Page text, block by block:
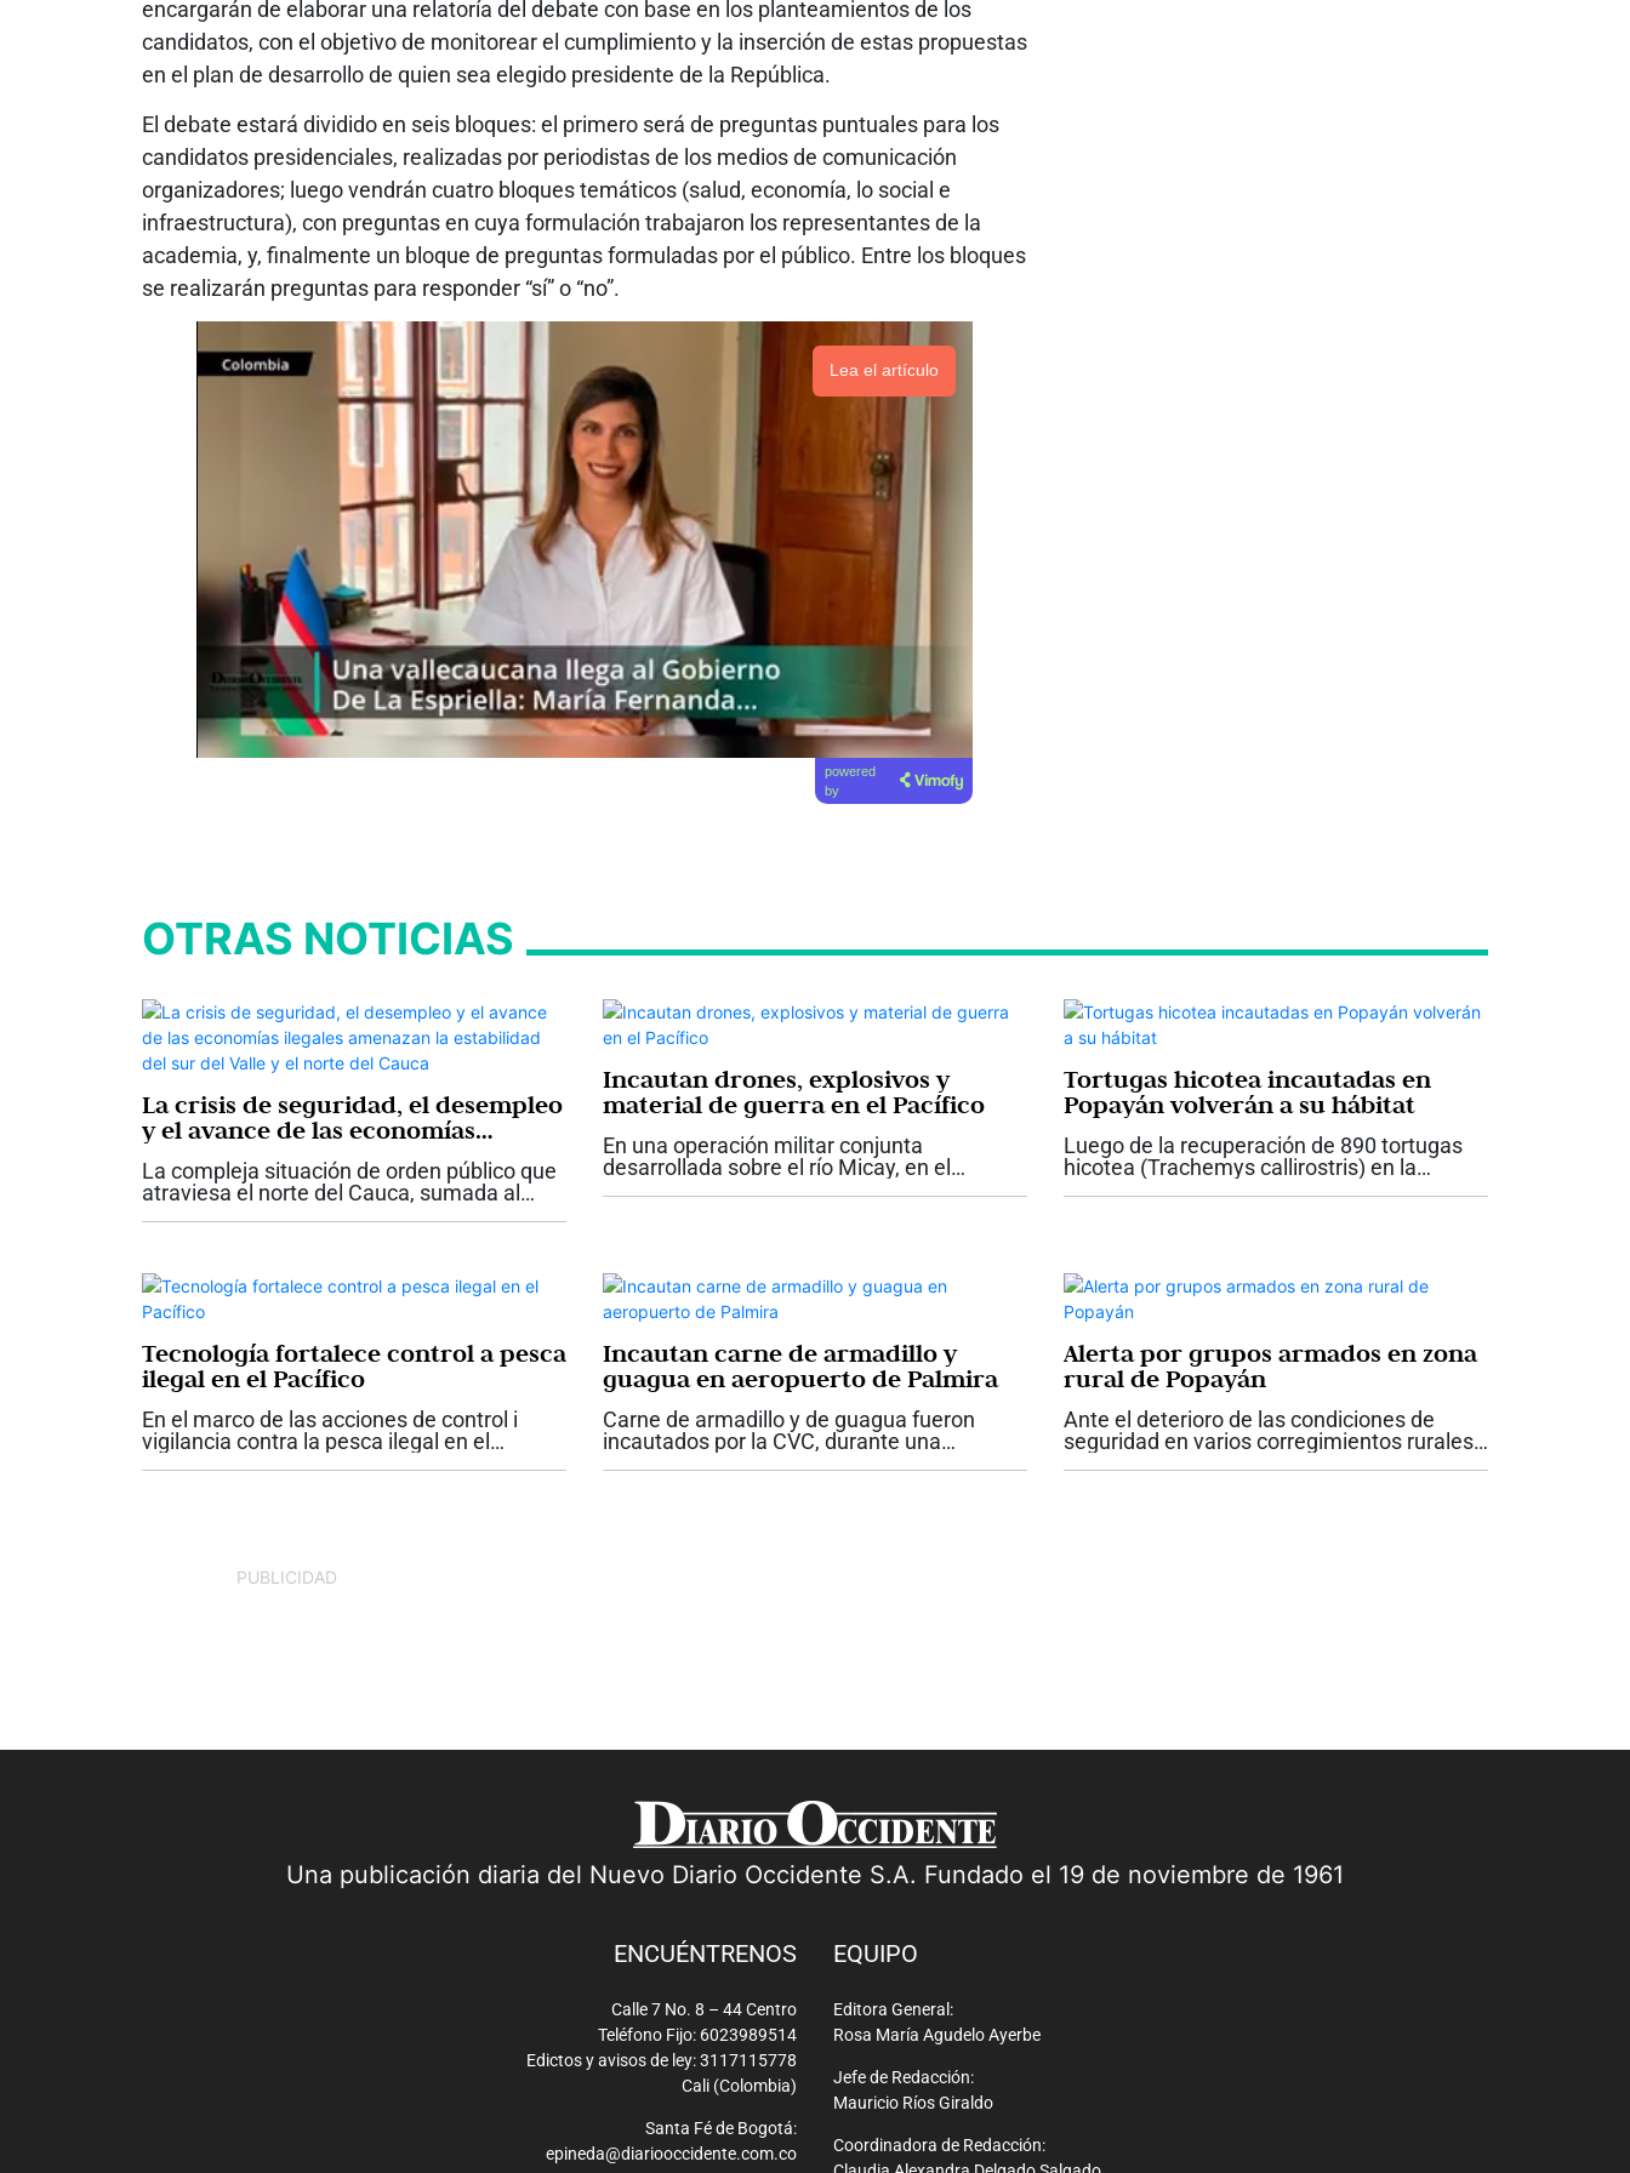
encargarán de elaborar una relatoría del debate con base en los planteamientos de los
candidatos, con el objetivo de monitorear el cumplimiento y la inserción de estas propuestas
en el plan de desarrollo de quien sea elegido presidente de la República.
El debate estará dividido en seis bloques: el primero será de preguntas puntuales para los
candidatos presidenciales, realizadas por periodistas de los medios de comunicación
organizadores; luego vendrán cuatro bloques temáticos (salud, economía, lo social e
infraestructura), con preguntas en cuya formulación trabajaron los representantes de la
academia, y, finalmente un bloque de preguntas formuladas por el público. Entre los bloques
se realizarán preguntas para responder “sí” o “no”.
Lea el artículo
powered
by
OTRAS NOTICIAS
La crisis de seguridad, el desempleo
y el avance de las economías
ilegales amenazan la estabilidad del
sur del Valle y el norte del Cauca
La compleja situación de orden público que
atraviesa el norte del Cauca, sumada al
Incautan drones, explosivos y
material de guerra en el Pacífico
En una operación militar conjunta
desarrollada sobre el río Micay, en el
Tortugas hicotea incautadas en
Popayán volverán a su hábitat
Luego de la recuperación de 890 tortugas
hicotea (Trachemys callirostris) en la
Tecnología fortalece control a pesca
ilegal en el Pacífico
En el marco de las acciones de control i
vigilancia contra la pesca ilegal en el
Incautan carne de armadillo y
guagua en aeropuerto de Palmira
Carne de armadillo y de guagua fueron
incautados por la CVC, durante una
Alerta por grupos armados en zona
rural de Popayán
Ante el deterioro de las condiciones de
seguridad en varios corregimientos rurales
PUBLICIDAD
Una publicación diaria del Nuevo Diario Occidente S.A. Fundado el 19 de noviembre de 1961
ENCUÉNTRENOS
Calle 7 No. 8 – 44 Centro
Teléfono Fijo: 6023989514
Edictos y avisos de ley: 3117115778
Cali (Colombia)
Santa Fé de Bogotá:
epineda@diariooccidente.com.co
EQUIPO
Editora General:
Rosa María Agudelo Ayerbe
Jefe de Redacción:
Mauricio Ríos Giraldo
Coordinadora de Redacción: